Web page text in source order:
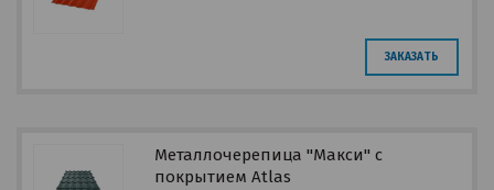
ЗАКАЗАТЬ
Металлочерепица "Макси" с
покрытием Atlas